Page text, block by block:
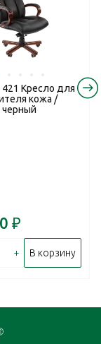
421 Кресло для
кожа /
черный
₽
+ В корзину